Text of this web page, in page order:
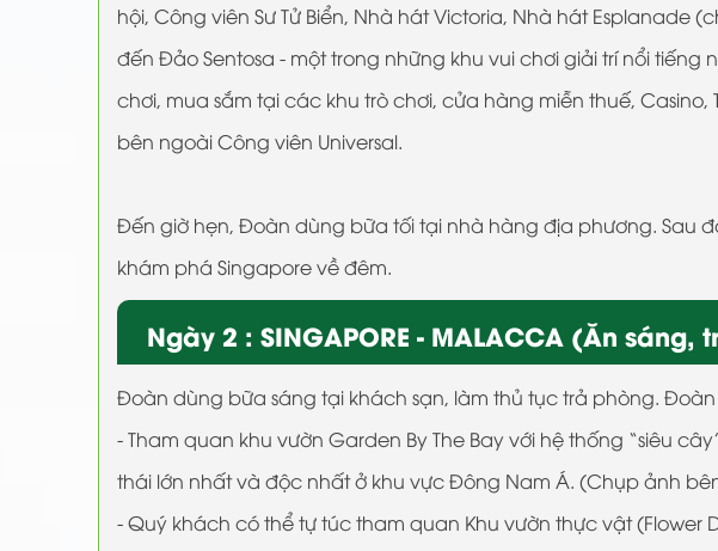
hội, Công viên Sư Tử Biển, Nhà hát Victoria, Nhà hát Esplanade
đến Đảo Sentosa - một trong những khu vui chơi giải trí nổi
chơi, mua sắm tại các khu trò chơi, cửa hàng miễn thuế,
bên ngoài Công viên Universal.
Đến giờ hẹn, Đoàn dùng bữa tối tại nhà hàng địa phương. Sau
khám phá Singapore về đêm.
Ngày 2 : SINGAPORE - MALACCA (Ăn sáng,
Đoàn dùng bữa sáng tại khách sạn, làm thủ tục trả phòng. Đoàn
- Tham quan khu vườn Garden By The Bay với hệ thống “siêu
thái lớn nhất và độc nhất ở khu vực Đông Nam Á. (Chụp ảnh
- Quý khách có thể tự túc tham quan Khu vườn thực vật (Flower